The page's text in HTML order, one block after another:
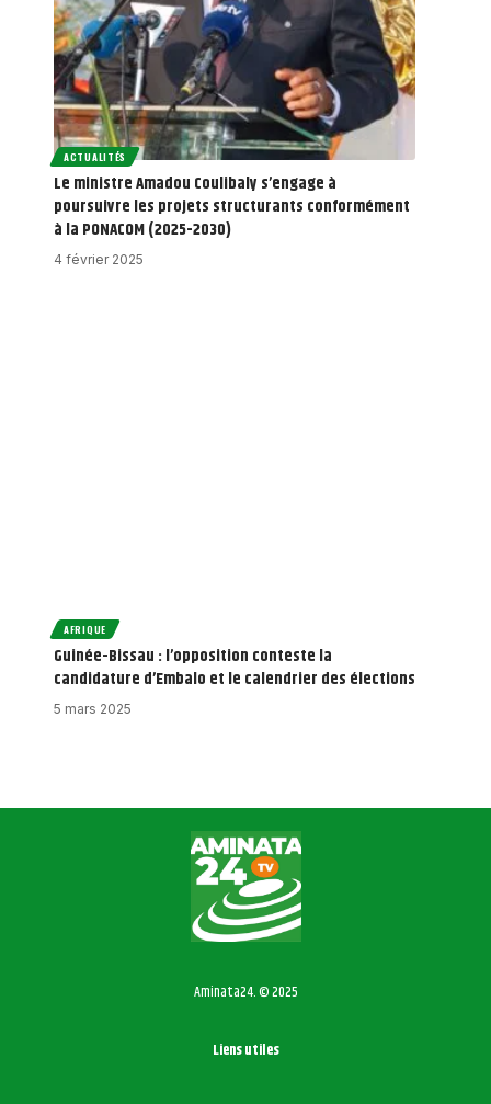
ACTUALITÉS
Le ministre Amadou Coulibaly s’engage à
poursuivre les projets structurants conformément
à la PONACOM (2025-2030)
4 février 2025
AFRIQUE
Guinée-Bissau : l’opposition conteste la
candidature d’Embalo et le calendrier des élections
5 mars 2025
Aminata24. © 2025
Liens utiles